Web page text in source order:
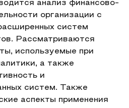
анализ финансово-
организации с
систем
Рассматриваются
используемые при
а также
и
систем. Также
аспекты применения